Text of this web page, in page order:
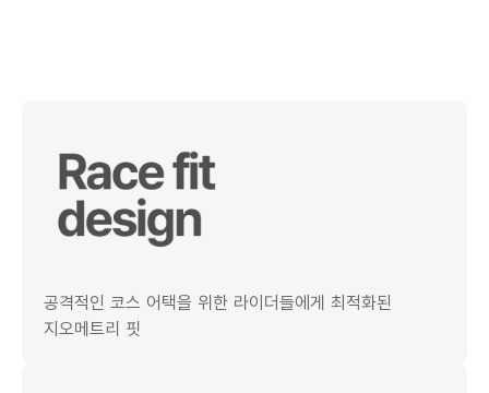
공격적인 코스 어택을 위한 라이더들에게 최적화된
지오메트리 핏